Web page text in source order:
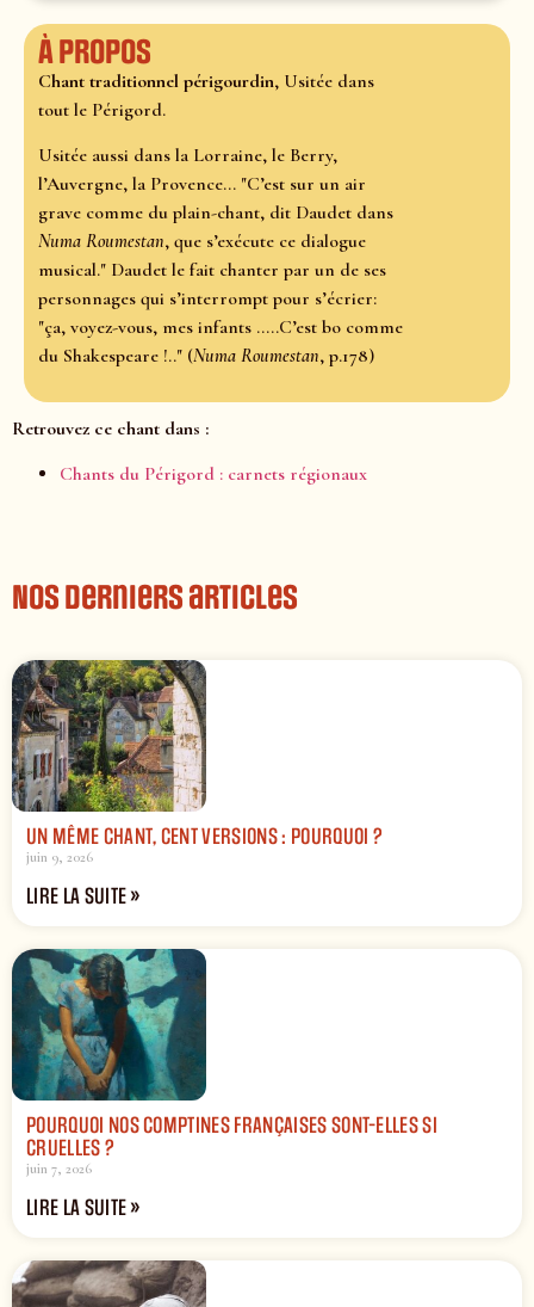
À propos
Chant traditionnel périgourdin, Usitée dans
tout le Périgord.
Usitée aussi dans la Lorraine, le Berry,
l’Auvergne, la Provence... "C’est sur un air
grave comme du plain-chant, dit Daudet dans
Numa Roumestan, que s’exécute ce dialogue
musical." Daudet le fait chanter par un de ses
personnages qui s’interrompt pour s’écrier:
"ça, voyez-vous, mes infants .....C’est bo comme
du Shakespeare !.." (Numa Roumestan, p.178)
Retrouvez ce chant dans :
Chants du Périgord : carnets régionaux
Nos derniers articles
UN MÊME CHANT, CENT VERSIONS : POURQUOI ?
juin 9, 2026
LIRE LA SUITE »
POURQUOI NOS COMPTINES FRANÇAISES SONT-ELLES SI
CRUELLES ?
juin 7, 2026
LIRE LA SUITE »